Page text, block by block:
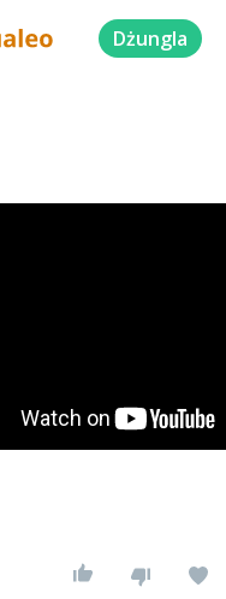
Dżungla